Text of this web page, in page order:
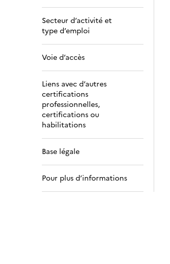
Secteur d’activité et
type d’emploi
Voie d’accès
Liens avec d’autres
certifications
professionnelles,
certifications ou
habilitations
Base légale
Pour plus d’informations